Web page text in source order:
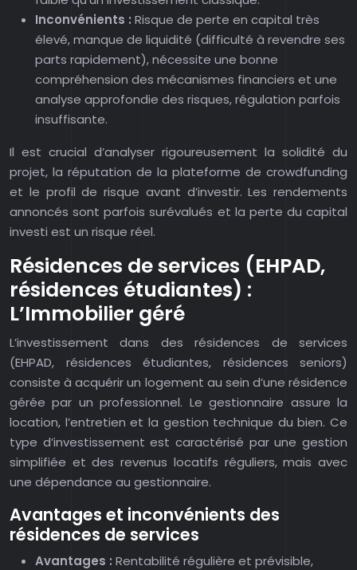
Inconvénients : Risque de perte en capital très
élevé, manque de liquidité (difficulté à revendre ses
parts rapidement), nécessite une bonne
compréhension des mécanismes financiers et une
analyse approfondie des risques, régulation parfois
insuffisante.
Il est crucial d’analyser rigoureusement la solidité du
projet, la réputation de la plateforme de crowdfunding
et le profil de risque avant d’investir. Les rendements
annoncés sont parfois surévalués et la perte du capital
investi est un risque réel.
Résidences de services (EHPAD,
résidences étudiantes) :
L’Immobilier géré
L’investissement dans des résidences de services
(EHPAD, résidences étudiantes, résidences seniors)
consiste à acquérir un logement au sein d’une résidence
gérée par un professionnel. Le gestionnaire assure la
location, l’entretien et la gestion technique du bien. Ce
type d’investissement est caractérisé par une gestion
simplifiée et des revenus locatifs réguliers, mais avec
une dépendance au gestionnaire.
Avantages et inconvénients des
résidences de services
Avantages : Rentabilité régulière et prévisible,